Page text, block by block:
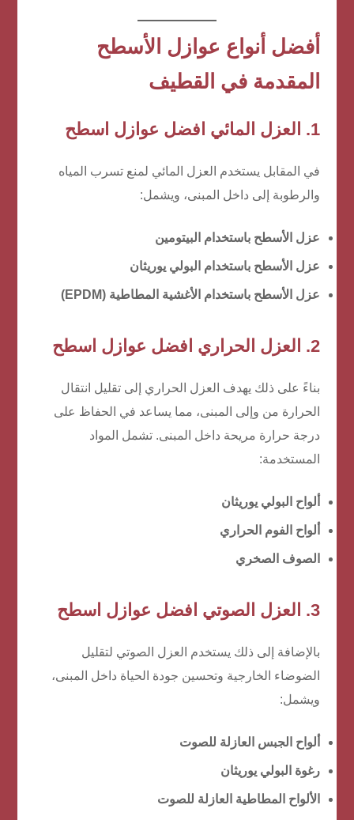
أفضل أنواع عوازل الأسطح
المقدمة في القطيف
1. العزل المائي افضل عوازل اسطح
في المقابل يستخدم العزل المائي لمنع تسرب المياه
والرطوبة إلى داخل المبنى، ويشمل:
عزل الأسطح باستخدام البيتومين
عزل الأسطح باستخدام البولي يوريثان
عزل الأسطح باستخدام الأغشية المطاطية (EPDM)
2. العزل الحراري افضل عوازل اسطح
بناءً على ذلك يهدف العزل الحراري إلى تقليل انتقال
الحرارة من وإلى المبنى، مما يساعد في الحفاظ على
درجة حرارة مريحة داخل المبنى. تشمل المواد
المستخدمة:
ألواح البولي يوريثان
ألواح الفوم الحراري
الصوف الصخري
3. العزل الصوتي افضل عوازل اسطح
بالإضافة إلى ذلك يستخدم العزل الصوتي لتقليل
الضوضاء الخارجية وتحسين جودة الحياة داخل المبنى،
ويشمل:
ألواح الجبس العازلة للصوت
رغوة البولي يوريثان
الألواح المطاطية العازلة للصوت